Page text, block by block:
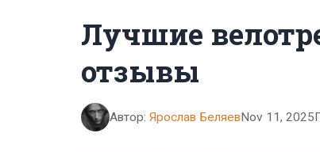
Лучшие
отзывы
Автор: Ярослав БеляевNov 11, 2025